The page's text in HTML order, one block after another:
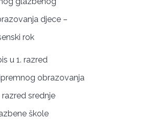
djece –
rok
u 1. razred
obrazovanja
razred srednje
škole